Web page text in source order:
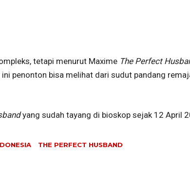
tetapi menurut Maxime The Perfect
penonton bisa melihat dari sudut pandang
yang sudah tayang di bioskop sejak 12 April
THE PERFECT HUSBAND